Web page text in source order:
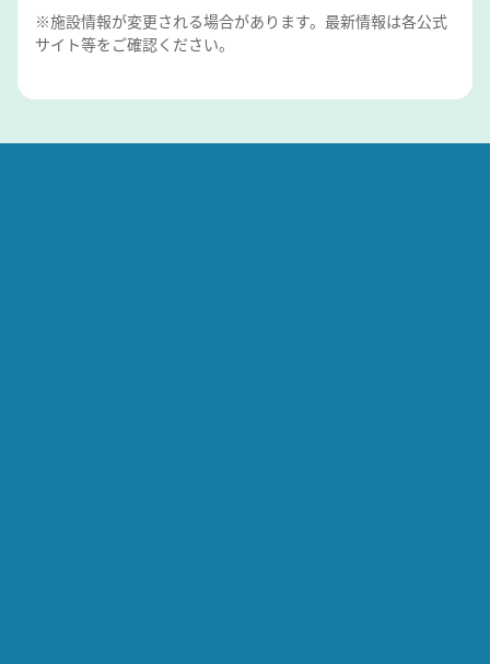
※施設情報が変更される場合があります。最新情報は各公式
サイト等をご確認ください。